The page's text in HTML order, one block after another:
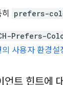
prefers-
Prefers-
의 사용자 환경설
언트 힌트에